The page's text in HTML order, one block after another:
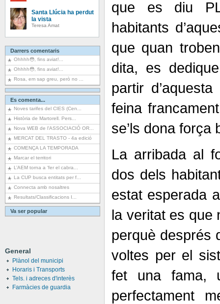
Santa Llúcia ha perdut
la vista
Teresa Amat
Darrers comentaris
Ohhhh😳, fins aviat!...
Ohhhh😳, fins aviat!...
Rosa, em sap greu, però no ...
Es comenta...
Noves tarifes del CIES (Cen...
Història de Martorell. Pers...
Nova WEB de l'ASSOCIACIÓ OR...
MERCAT DEL TRASTO - 4a edició
COMENÇA LA TEMPORADA
Marcar el territori
L’AEM torna a ‘fer el cabra...
La CUP busca entitats per f...
Connecta amb nosaltres
Resultats/Classificacions I...
Va ser popular
General
Plànol del municipi
Horaris i Transports
Tels. i adreces d'interès
Farmàcies de guardia
que es diu
habitants
que quan
dita, es
partir
feina
se’ls dona força
La arribada al
dos dels
estat esperada
la veritat es que
perquè després
voltes per el
fet una fama,
perfectament